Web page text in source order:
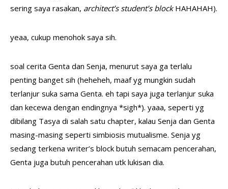
sering saya rasakan, architect’s student’s blockHAHAHAH).
yeaa, cukup menohok saya sih.
soal cerita Genta dan Senja, menurut saya ga terlalu
penting banget sih (heheheh, maaf yg mungkin sudah
terlanjur suka sama Genta. eh tapi saya juga terlanjur suka
dan kecewa dengan endingnya *sigh*). yaaa, seperti yg
dibilang Tasya di salah satu chapter, kalau Senja dan Genta
masing-masing seperti simbiosis mutualisme. Senja yg
sedang terkena writer’s block butuh semacam pencerahan,
Genta juga butuh pencerahan utk lukisan dia.